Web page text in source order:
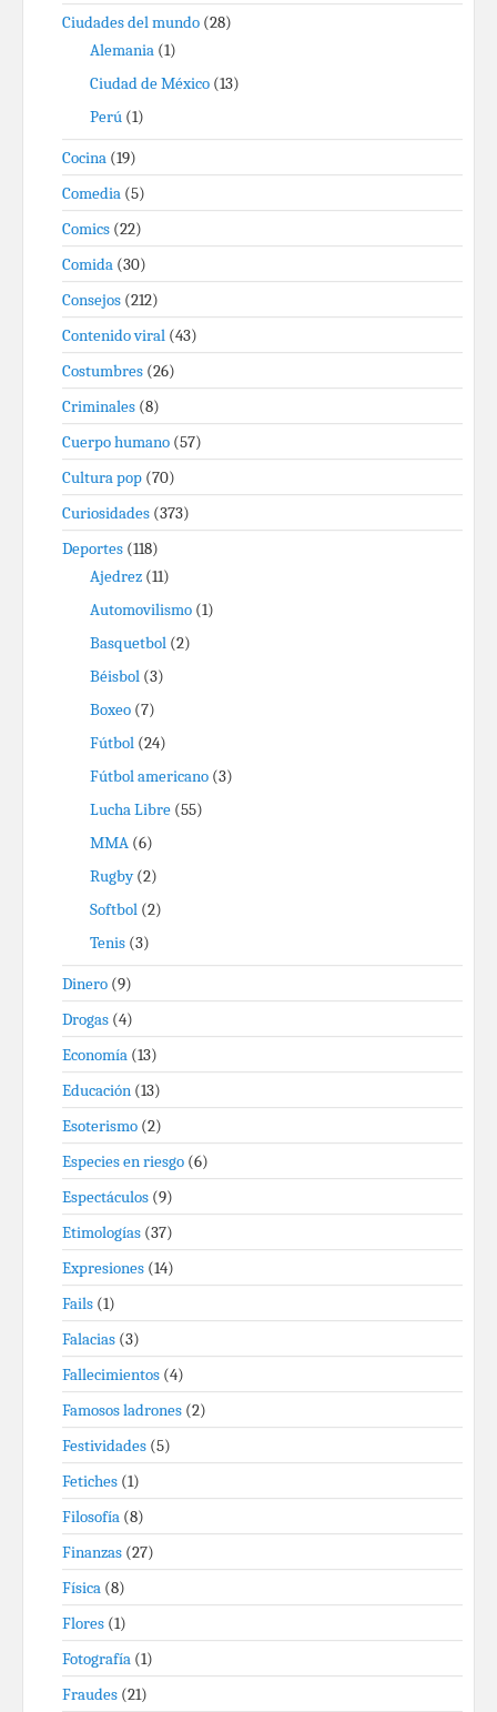
Ciudades del mundo (28)
Alemania (1)
Ciudad de México (13)
Perú (1)
Cocina (19)
Comedia (5)
Comics (22)
Comida (30)
Consejos (212)
Contenido viral (43)
Costumbres (26)
Criminales (8)
Cuerpo humano (57)
Cultura pop (70)
Curiosidades (373)
Deportes (118)
Ajedrez (11)
Automovilismo (1)
Basquetbol (2)
Béisbol (3)
Boxeo (7)
Fútbol (24)
Fútbol americano (3)
Lucha Libre (55)
MMA (6)
Rugby(2)
Softbol (2)
Tenis (3)
Dinero (9)
Drogas (4)
Economía (13)
Educación (13)
Esoterismo (2)
Especies en riesgo (6)
Espectáculos (9)
Etimologías (37)
Expresiones (14)
Fails (1)
Falacias (3)
Fallecimientos (4)
Famosos ladrones (2)
Festividades (5)
Fetiches (1)
Filosofía (8)
Finanzas (27)
Física (8)
Flores (1)
Fotografía (1)
Fraudes (21)